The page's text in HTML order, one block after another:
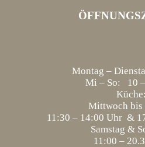
Montag –
Mi – So: 10
Küche:
Mittwoch bis
11:30 – 14:00 Uhr &
Samstag &
11:00 –